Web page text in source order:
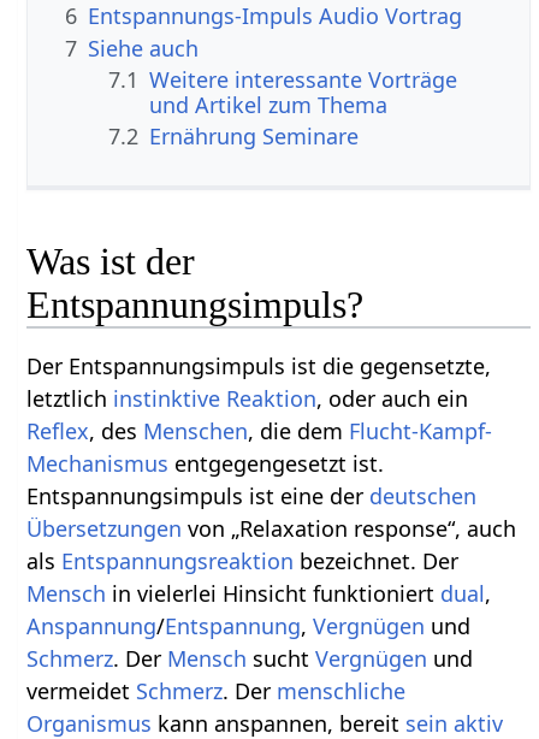
6 Entspannungs-Impuls Audio Vortrag
7 Siehe auch
7.1 Weitere interessante Vorträge
und Artikel zum Thema
7.2 Ernährung Seminare
Was ist der
Entspannungsimpuls?
Der Entspannungsimpuls ist die gegensetzte,
letztlich instinktive Reaktion, oder auch ein
Reflex, des Menschen, die dem Flucht-Kampf-
Mechanismus entgegengesetzt ist.
Entspannungsimpuls ist eine der deutschen
Übersetzungen von „Relaxation response“, auch
als Entspannungsreaktion bezeichnet. Der
Mensch in vielerlei Hinsicht funktioniert dual,
Anspannung/Entspannung,Vergnügen und
Schmerz. Der Mensch suchtVergnügen und
vermeidet Schmerz. Der menschliche
Organismus kann anspannen, bereit sein aktiv